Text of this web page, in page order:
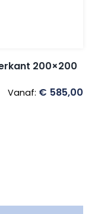
200×200
Vanaf: € 585,00